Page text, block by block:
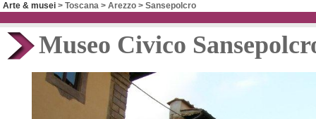
Arte & musei > Toscana > Arezzo > Sansepolcro
Museo Civico